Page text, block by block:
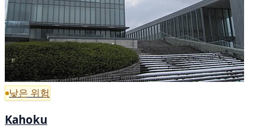
낮은 위험
Kahoku